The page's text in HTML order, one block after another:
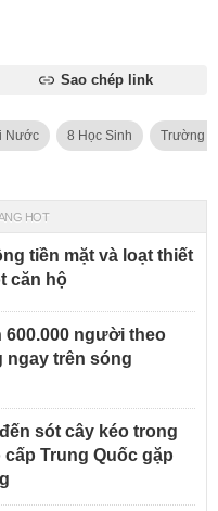
Sao chép link
Nước 8 Học Sinh Trường
HOT
tiền mặt và loạt thiết
căn hộ
600.000 người theo
ngay trên sóng
sót cây kéo trong
cấp Trung Quốc gặp